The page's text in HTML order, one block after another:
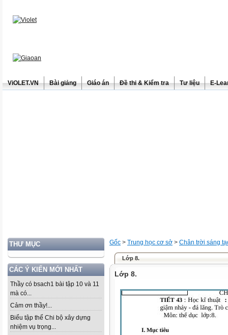
ViOLET.VN Bài giảng Giáo án Đề thi & Kiểm tra Tư liệu E-
THƯ MỤC
CÁC Ý KIẾN MỚI NHẤT
Thầy có bsach1 bài tập 10 và 11
mà có...
Cảm ơn thầy!...
Biểu tập thể Chi bộ xây dựng
nhiệm vụ trọng...
Gốc > Trung học cơ sở > Chân trời sáng
Lớp 8.
Lớp 8.